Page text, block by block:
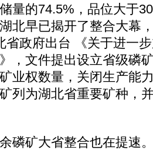
量的74.5%，品位大于
北早已揭开了整合大幕
省政府出台 《关于进一
，文件提出设立省级磷
业权数量，关闭生产能
列为湖北省重要矿种，
矿大省整合也在提速